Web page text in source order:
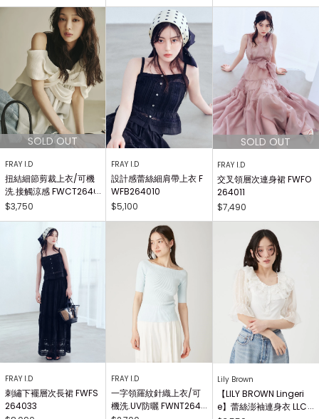
FRAY I.D
扭結細節剪裁上衣/可機
洗.接觸涼感 FWCT2640
25
$3,750
FRAY I.D
設計感蕾絲細肩帶上衣 F
WFB264010
$5,100
FRAY I.D
交叉領層次連身裙 FWFO
264011
$7,490
FRAY I.D
刺繡下襬層次長裙 FWFS
264033
FRAY I.D
一字領羅紋針織上衣/可
機洗.UV防曬 FWNT2640
Lily Brown
【LILY BROWN Lingeri
e】蕾絲澎袖連身衣 LLCO